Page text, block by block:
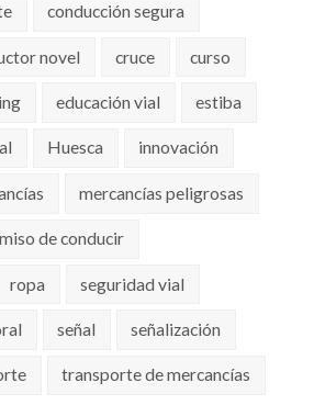
conducción segura
novel cruce curso
educación vial estiba
Huesca innovación
mercancías peligrosas
de conducir
ropa seguridad vial
señal señalización
transporte de mercancías